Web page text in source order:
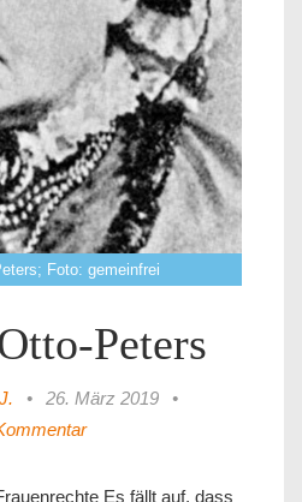
Foto: gemeinfrei
Peters
• 26. März 2019
•
Es fällt auf, dass